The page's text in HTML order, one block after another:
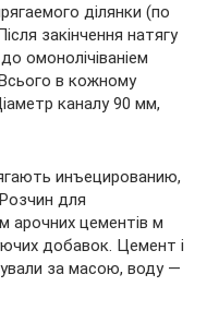
ділянки (по
закінчення натягу
омонолічіваніем
в кожному
каналу 90 мм,
инъецированию,
для
арочних цементів м
добавок. Цемент і
за масою, воду —